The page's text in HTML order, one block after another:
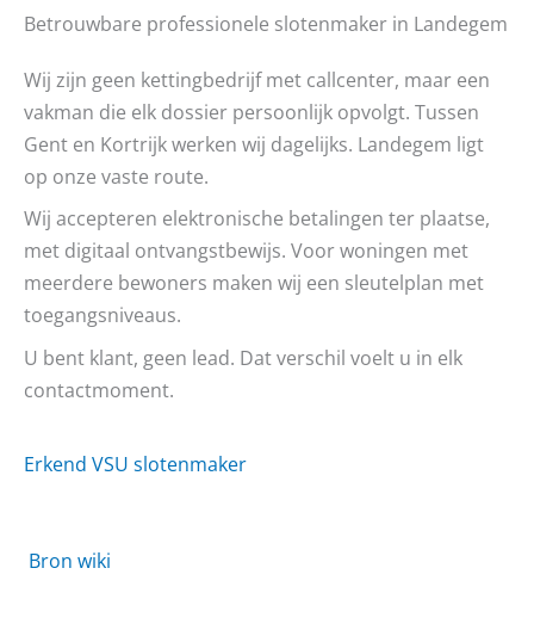
Betrouwbare professionele slotenmaker in Landegem
Wij zijn geen kettingbedrijf met callcenter, maar een
vakman die elk dossier persoonlijk opvolgt. Tussen
Gent en Kortrijk werken wij dagelijks. Landegem ligt
op onze vaste route.
Wij accepteren elektronische betalingen ter plaatse,
met digitaal ontvangstbewijs. Voor woningen met
meerdere bewoners maken wij een sleutelplan met
toegangsniveaus.
U bent klant, geen lead. Dat verschil voelt u in elk
contactmoment.
Erkend VSU slotenmaker
Bron wiki